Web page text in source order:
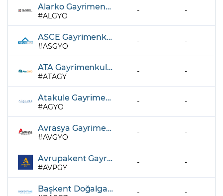
Alarko Gayrimenkul Yatırım Ortaklığı A.Ş.
ALGYO
- -
ASCE Gayrimenkul Yatırım Ortaklığı A.Ş.
ASGYO
- -
ATA Gayrimenkul Yatırım Ortaklığı A.Ş.
ATAGY
- -
Atakule Gayrimenkul Yatırım Ortaklığı A.Ş.
AGYO
- -
Avrasya Gayrimenkul Yatırım Ortaklığı A.Ş.
AVGYO
- -
Avrupakent Gayrimenkul Yatırım Ortaklığı A.Ş.
AVPGY
- -
Başkent Doğalgaz Dağıtım Gayrimenkul Yatırım Ortaklığı A.Ş. - -